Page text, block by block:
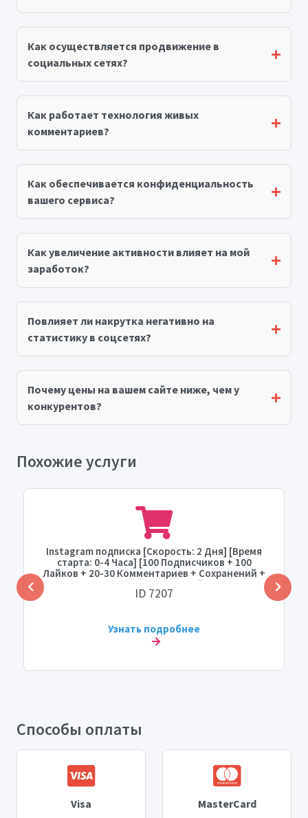
Как осуществляется продвижение в
социальных сетях?
Как работает технология живых
комментариев?
Как обеспечивается конфиденциальность
вашего сервиса?
Как увеличение активности влияет на мой
заработок?
Повлияет ли накрутка негативно на
статистику в соцсетях?
Почему цены на вашем сайте ниже, чем у
конкурентов?
Похожие услуги
Instagram подписка [Скорость: 2 Дня] [Время
старта: 0-4 Часа] [100 Подписчиков + 100
Лайков + 20-30 Комментариев + Сохранений +
Просмотров Историй]
ID 7207
Узнать подробнее
Способы оплаты
Visa MasterCard